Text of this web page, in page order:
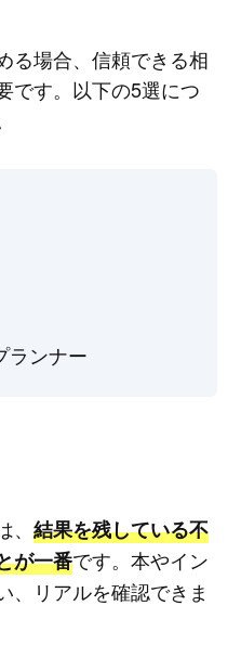
る場合、信頼できる相
です。以下の5選につ
ランナー
結果を残している不
が一番です。本やイン
、リアルを確認できま